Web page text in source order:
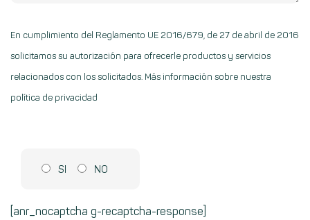
En cumplimiento del Reglamento UE 2016/679, de 27 de abril de 2016
solicitamos su autorización para ofrecerle productos y servicios
relacionados con los solicitados. Más información sobre nuestra
política de privacidad
SI NO
[anr_nocaptcha g-recaptcha-response]